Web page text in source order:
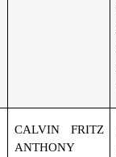
CALVIN FRITZ
ANTHONY